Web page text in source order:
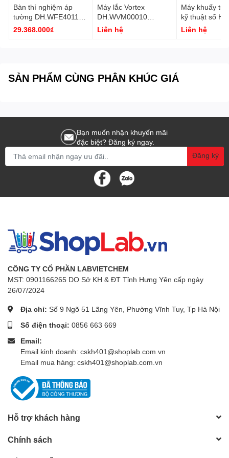
- Nguồn điện: 6,3 kW, 3 pha 380V, 50Hz
Quy cách
1 cái/hộp
Bàn thí nghiệm áp
tường DH.WFE4011
Daihan
29.368.000₫
Máy lắc Vortex
DH.WVM00010
Daihan
Liên hệ
Máy khuấy từ
kỹ thuật số Hi-
500℃, 120V
500
Liên hệ
SẢN PHẨM CÙNG PHÂN KHÚC GIÁ
Bạn muốn nhận khuyến mãi
đặc biệt? Đăng ký ngay.
Đăng ký
CÔNG TY CỔ PHẦN LABVIETCHEM
MST: 0901166265 DO Sở KH & ĐT Tỉnh Hưng Yên cấp ngày
26/07/2024
Địa chỉ: Số 9 Ngõ 51 Lãng Yên, Phường Vĩnh Tuy, Tp Hà Nội
Số điện thoại: 0856 663 669
Email:
Email kinh doanh: cskh401@shoplab.com.vn
Email mua hàng: cskh401@shoplab.com.vn
Hỗ trợ khách hàng
Chính sách